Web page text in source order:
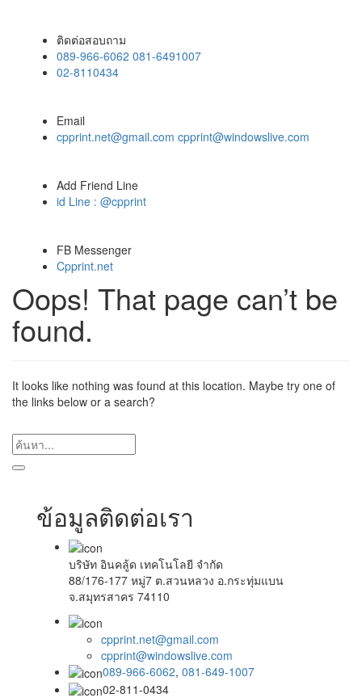
ติดต่อสอบถาม
089-966-6062 081-6491007
02-8110434
Email
cpprint.net@gmail.com cpprint@windowslive.com
Add Friend Line
id Line : @cpprint
FB Messenger
Cpprint.net
Oops! That page can’t be
found.
It looks like nothing was found at this location. Maybe try one of
the links below or a search?
ข้อมูลติดต่อเรา
บริษัท อินคลู้ด เทคโนโลยี จำกัด
88/176-177 หมู่7 ต.สวนหลวง อ.กระทุ่มแบน
จ.สมุทรสาคร 74110
cpprint.net@gmail.com
cpprint@windowslive.com
089-966-6062, 081-649-1007
02-811-0434